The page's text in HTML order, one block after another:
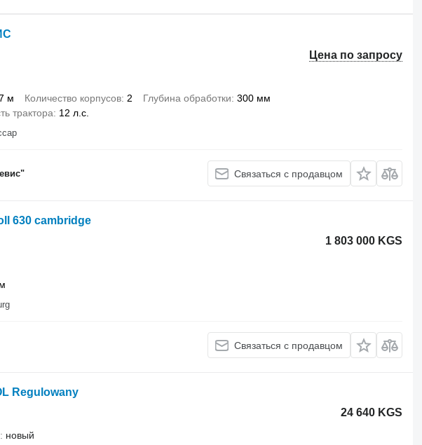
Цена по запросу
м Количество корпусов 2 Глубина обработки 300 мм
трактора
12 л.с.
Связаться с продавцом
630 cambridge
1 803 000 KGS
Связаться с продавцом
Regulowany
24 640 KGS
новый